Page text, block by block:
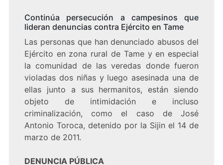
Continúa persecución a campesinos que
lideran denuncias contra Ejército en Tame
Las personas que han denunciado abusos del
Ejército en zona rural de Tame y en especial
la comunidad de las veredas donde fueron
violadas dos niñas y luego asesinada una de
ellas junto a sus hermanitos, están siendo
objeto de intimidación e incluso
criminalización, como el caso de José
Antonio Toroca, detenido por la Sijin el 14 de
marzo de 2011.
DENUNCIA PÚBLICA